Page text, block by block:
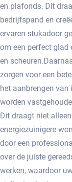
en plafonds.​ Dit
bedrijfspand en
ervaren stukadoor
om een perfect glad
en scheuren.​
zorgen voor een
het aanbrengen van
worden
Dit draagt niet
energiezuinigere
door een
over de juiste
werken, waardoor